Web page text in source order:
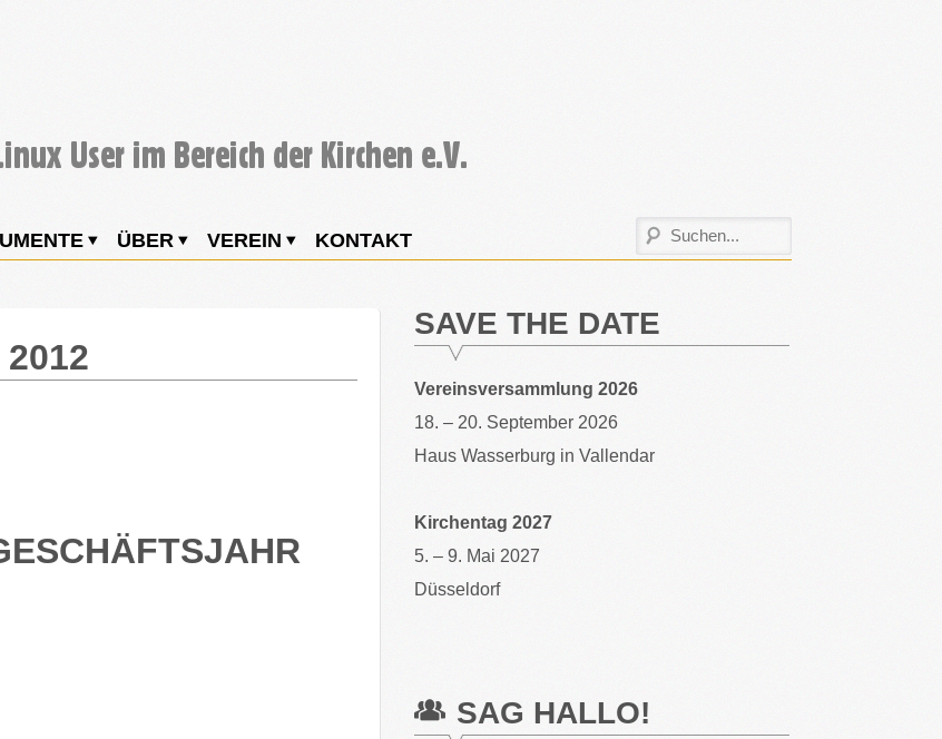
ÜBER VEREIN KONTAKT
SAVE THE DATE
Vereinsversammlung 2026
18. – 20. September 2026
Haus Wasserburg in Vallendar
Kirchentag 2027
5. – 9. Mai 2027
Düsseldorf
SAG HALLO!